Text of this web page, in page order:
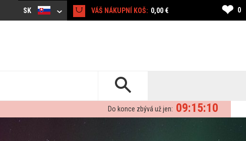
SK VÁŠ NÁKUPNÍ KOŠ: 0,00 € ❤ 0
09:15:09
Do konce zbývá už jen: